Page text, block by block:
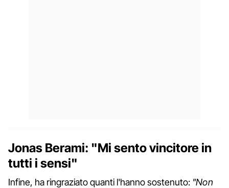
Jonas Berami: "Mi sento vincitore in
tutti i sensi"
Infine, ha ringraziato quanti l'hanno sostenuto: "Non